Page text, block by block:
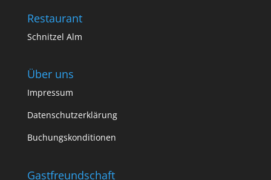
Restaurant
Schnitzel Alm
Über uns
Impressum
Datenschutzerklärung
Buchungskonditionen
Gastfreundschaft